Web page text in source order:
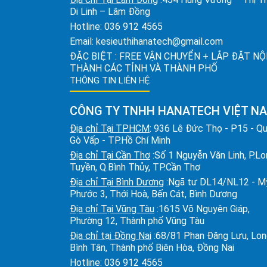
Di Linh – Lâm Đồng
Hotline: 036 912 4565
Email: kesieuthihanatech@gmail.com
ĐẶC BIỆT : FREE VẬN CHUYỂN + LẮP ĐẶT
THÀNH CÁC TỈNH VÀ THÀNH PHỐ
THÔNG TIN LIÊN HỆ
CÔNG TY TNHH HANATECH VIỆT
Địa chỉ Tại TPHCM: 936 Lê Đức Thọ - P15 -
Gò Vấp - TP.Hồ Chí Minh
Địa chỉ Tại Cần Thơ :Số 1 Nguyễn Văn Linh,
Tuyền, Q.Bình Thủy, TP.Cần Thơ
Địa chỉ Tại Bình Dương :Ngã tư DL14/NL12 -
Phước 3, Thới Hoà, Bến Cát, Bình Dương
Địa chỉ Tại Vũng Tàu :1615 Võ Nguyên Giáp,
Phường 12, Thành phố Vũng Tàu
Địa chỉ tại Đồng Nai :68/81 Phan Đăng Lưu,
Bình Tân, Thành phố Biên Hòa, Đồng Nai
Hotline: 036 912 4565